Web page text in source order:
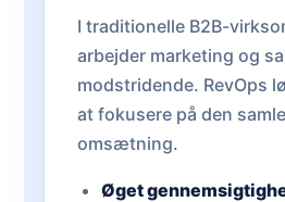
I traditionelle B2B-
arbejder marketing og
modstridende. RevOps
at fokusere på den
omsætning.
Øget